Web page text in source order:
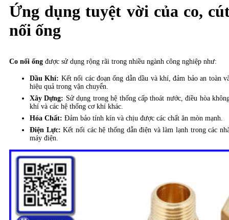
Ứng dụng tuyệt vời của co,
nối ống
Co nối ống được sử dụng rộng rãi trong nhiều ngành công nghiệp như:
Dầu Khí: Kết nối các đoạn ống dẫn dầu và khí, đảm bảo an toàn
hiệu quả trong vận chuyển.
Xây Dựng: Sử dụng trong hệ thống cấp thoát nước, điều hòa
khí và các hệ thống cơ khí khác.
Hóa Chất: Đảm bảo tính kín và chịu được các chất ăn mòn mạnh.
Điện Lực: Kết nối các hệ thống dẫn điện và làm lạnh trong các
máy điện.